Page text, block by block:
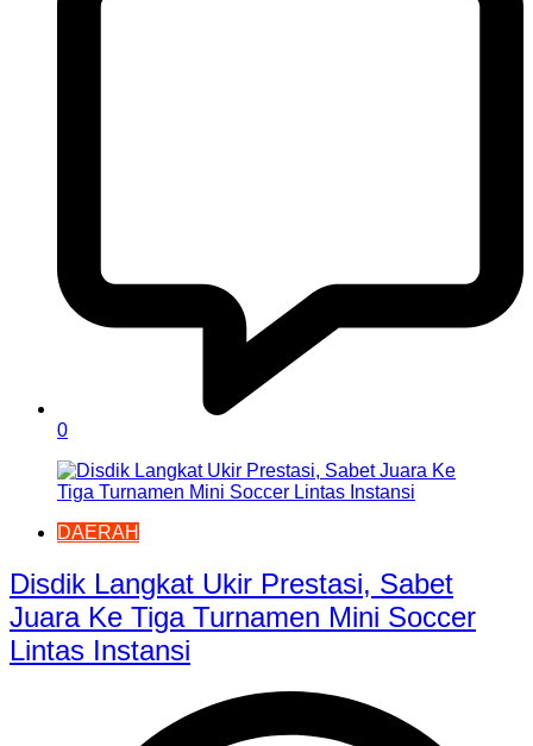
0
DAERAH
Disdik Langkat Ukir Prestasi, Sabet
Juara Ke Tiga Turnamen Mini Soccer
Lintas Instansi